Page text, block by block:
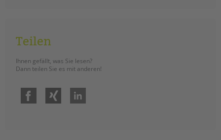
Teilen
Ihnen gefällt, was Sie lesen?
Dann teilen Sie es mit anderen!
Facebook Xing